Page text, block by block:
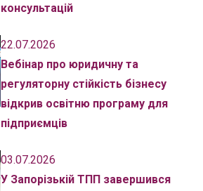
консультацій
22.07.2026
Вебінар про юридичну та
регуляторну стійкість бізнесу
відкрив освітню програму для
підприємців
03.07.2026
У Запорізькій ТПП завершився